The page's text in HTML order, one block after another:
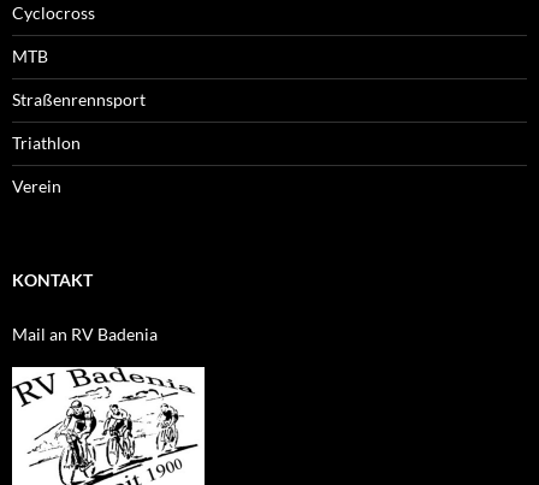
Cyclocross
MTB
Straßenrennsport
Triathlon
Verein
KONTAKT
Mail an RV Badenia